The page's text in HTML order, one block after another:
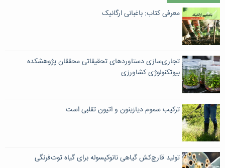
معرفی کتاب: باغبانی ارگانیک
تجاری‌سازی دستاوردهای تحقیقاتی محققان پژوهشکده
بیوتکنولوژی کشاورزی
ترکیب سموم ديازينون و اتيون تقلبی است
تولید قارچ‌کش گیاهی نانوکپسوله برای گیاه توت‌فرنگی